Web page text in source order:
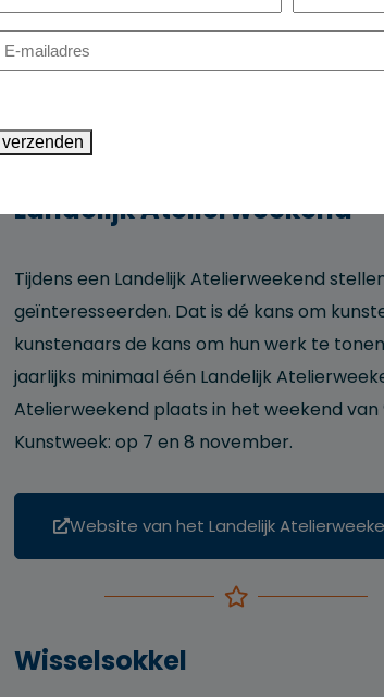
Website van de Nationale Kunstdagen
Landelijk Atelierweekend
Tijdens een Landelijk Atelierweekend
geïnteresseerden. Dat is dé kans om
kunstenaars de kans om hun werk te
jaarlijks minimaal één Landelijk
Atelierweekend plaats in het weekend van
Kunstweek: op 7 en 8 november.
Website van het Landelijk
Wisselsokkel
mailadres (Vereist)
verzenden